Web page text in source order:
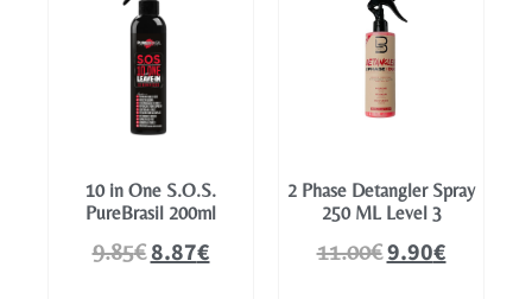
10 in One S.O.S.
PureBrasil 200ml
9.85€8.87€
2 Phase Detangler Spray
250 ML Level 3
11.00€9.90€